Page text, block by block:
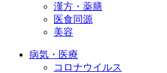
漢方・薬膳
医食同源
美容
病気・医療
コロナウイルス